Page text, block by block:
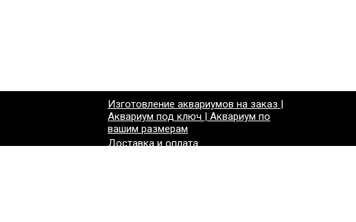
Изготовление аквариумов на заказ |
Аквариум под ключ | Аквариум по
вашим размерам
Доставка и оплата